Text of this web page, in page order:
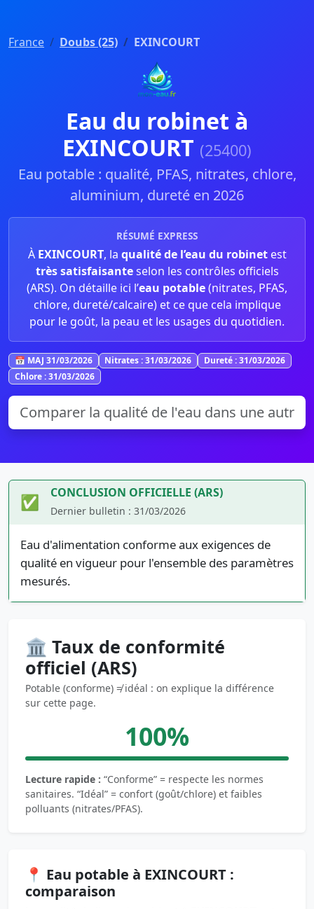
France Doubs (25) EXINCOURT
Eau du robinet à
EXINCOURT (25400)
Eau potable : qualité, PFAS, nitrates, chlore,
aluminium, dureté en 2026
RÉSUMÉ EXPRESS
À EXINCOURT, la qualité de l’eau du robinetest
très satisfaisanteselon les contrôles officiels
(ARS). On détaille ici l’eau potable(nitrates, PFAS,
chlore, dureté/calcaire) et ce que cela implique
pour le goût, la peau et les usages du quotidien.
📅 MAJ 31/03/2026 Nitrates : 31/03/2026
Dureté : 31/03/2026
Chlore : 31/03/2026
✅ CONCLUSION OFFICIELLE (ARS)
Dernier bulletin : 31/03/2026
Eau d'alimentation conforme aux exigences de
qualité en vigueur pour l'ensemble des paramètres
mesurés.
🏛️ Taux de conformité
officiel (ARS)
Potable (conforme) ≠ idéal : on explique la différence
sur cette page.
100%
Lecture rapide : “Conforme” = respecte les normes
sanitaires. “Idéal” = confort (goût/chlore) et faibles
polluants (nitrates/PFAS).
📍 Eau potable à EXINCOURT :
comparaison